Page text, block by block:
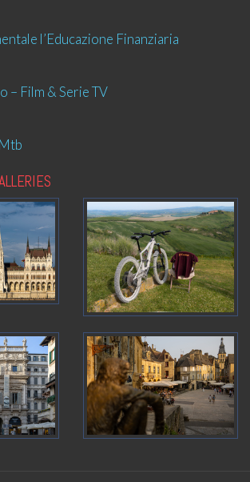
l’Educazione Finanziaria
– Film & Serie TV